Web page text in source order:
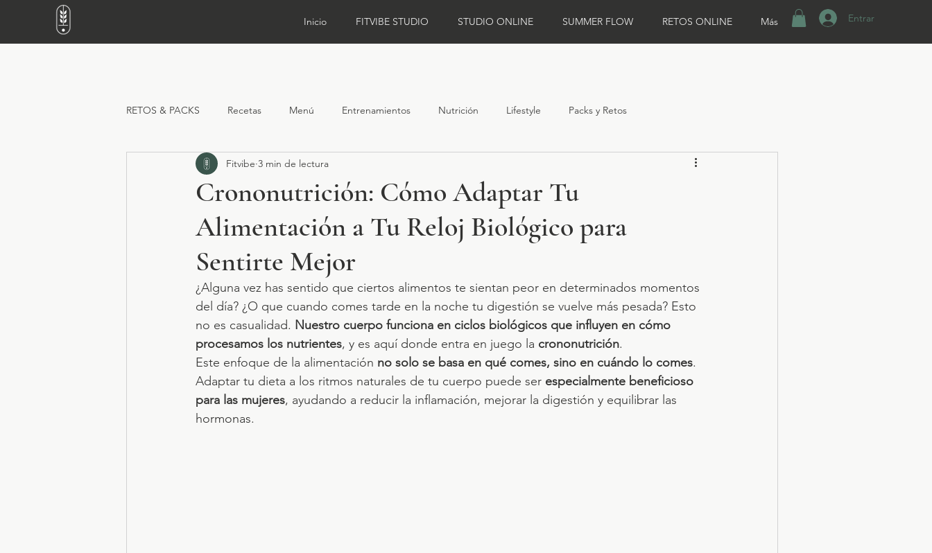
Inicio FITVIBE STUDIO STUDIO ONLINE SUMMER FLOW RETOS ONLINE Más Entrar
RETOS & PACKS Recetas Menú Entrenamientos Nutrición Lifestyle Packs y Retos
Crononutrición: Cómo Adaptar Tu
Alimentación a Tu Reloj Biológico para
Sentirte Mejor
Fitvibe 3 min de lectura
¿Alguna vez has sentido que ciertos alimentos te sientan peor en determinados momentos
del día? ¿O que cuando comes tarde en la noche tu digestión se vuelve más pesada? Esto
no es casualidad. Nuestro cuerpo funciona en ciclos biológicos que influyen en cómo
procesamos los nutrientes, y es aquí donde entra en juego la crononutrición.
Este enfoque de la alimentación no solo se basa en qué comes, sino en cuándo lo comes.
Adaptar tu dieta a los ritmos naturales de tu cuerpo puede ser especialmente beneficioso
para las mujeres, ayudando a reducir la inflamación, mejorar la digestión y equilibrar las
hormonas.